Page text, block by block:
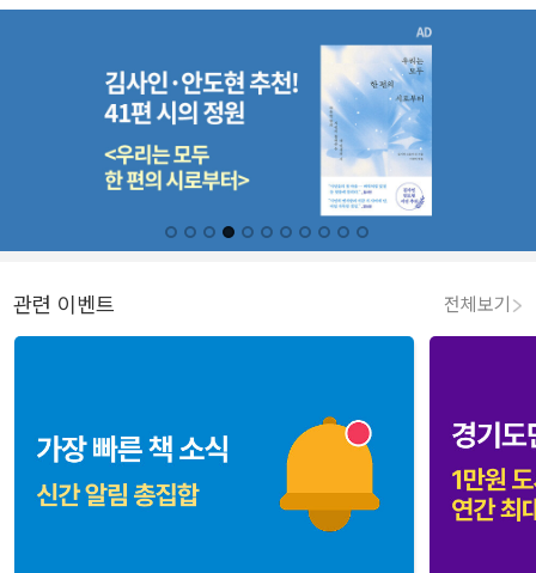
관련 이벤트 전체보기